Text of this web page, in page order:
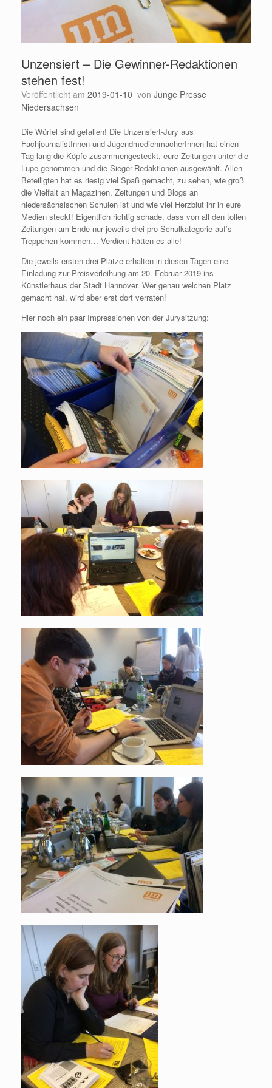
Unzensiert – Die Gewinner-Redaktionen
stehen fest!
Veröffentlicht am 2019-01-10 von Junge Presse
Niedersachsen
Die Würfel sind gefallen! Die Unzensiert-Jury aus
FachjournalistInnen und JugendmedienmacherInnen hat einen
Tag lang die Köpfe zusammengesteckt, eure Zeitungen unter die
Lupe genommen und die Sieger-Redaktionen ausgewählt. Allen
Beteiligten hat es riesig viel Spaß gemacht, zu sehen, wie groß
die Vielfalt an Magazinen, Zeitungen und Blogs an
niedersächsischen Schulen ist und wie viel Herzblut ihr in eure
Medien steckt! Eigentlich richtig schade, dass von all den tollen
Zeitungen am Ende nur jeweils drei pro Schulkategorie auf’s
Treppchen kommen… Verdient hätten es alle!
Die jeweils ersten drei Plätze erhalten in diesen Tagen eine
Einladung zur Preisverleihung am 20. Februar 2019 ins
Künstlerhaus der Stadt Hannover. Wer genau welchen Platz
gemacht hat, wird aber erst dort verraten!
Hier noch ein paar Impressionen von der Jurysitzung: